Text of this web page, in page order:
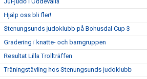
Hjälp oss bli fler!
Stenungsunds judoklubb på Bohusdal Cup 3
Gradering i knatte- och barngruppen
Resultat Lilla Trollträffen
Träningstävling hos Stenungsunds judoklubb